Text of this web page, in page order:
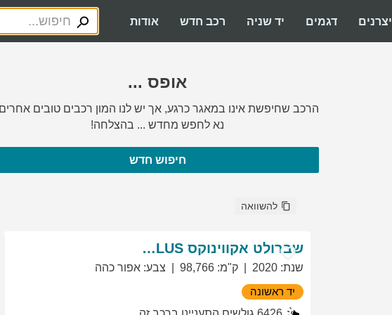
יצרנים דגמים יד שניה רכב חדש אודות
אופס ...
הרכב שחיפשת אינו במאגר כרגע, אך יש לנו המון רכבים טובים
נא לחפש מחדש ... בהצלחה!
חיפוש חדש
להשוואה
שברולט אקווינוקס LT PLUS
שנת:
2020 ק"מ:
98,766 צבע: אפור כהה
יד ראשונה